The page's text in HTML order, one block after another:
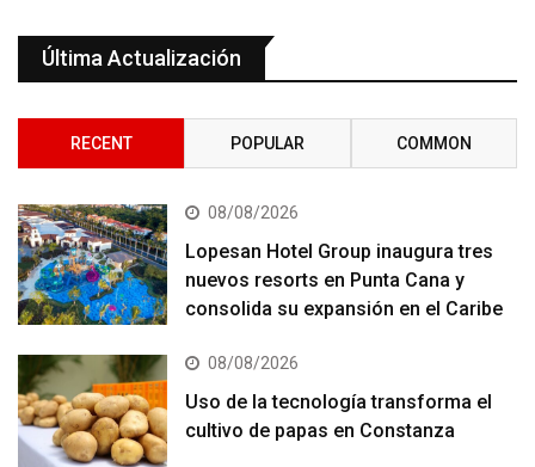
Última Actualización
RECENT POPULAR COMMON
08/08/2026
Lopesan Hotel Group inaugura tres
nuevos resorts en Punta Cana y
consolida su expansión en el Caribe
08/08/2026
Uso de la tecnología transforma el
cultivo de papas en Constanza